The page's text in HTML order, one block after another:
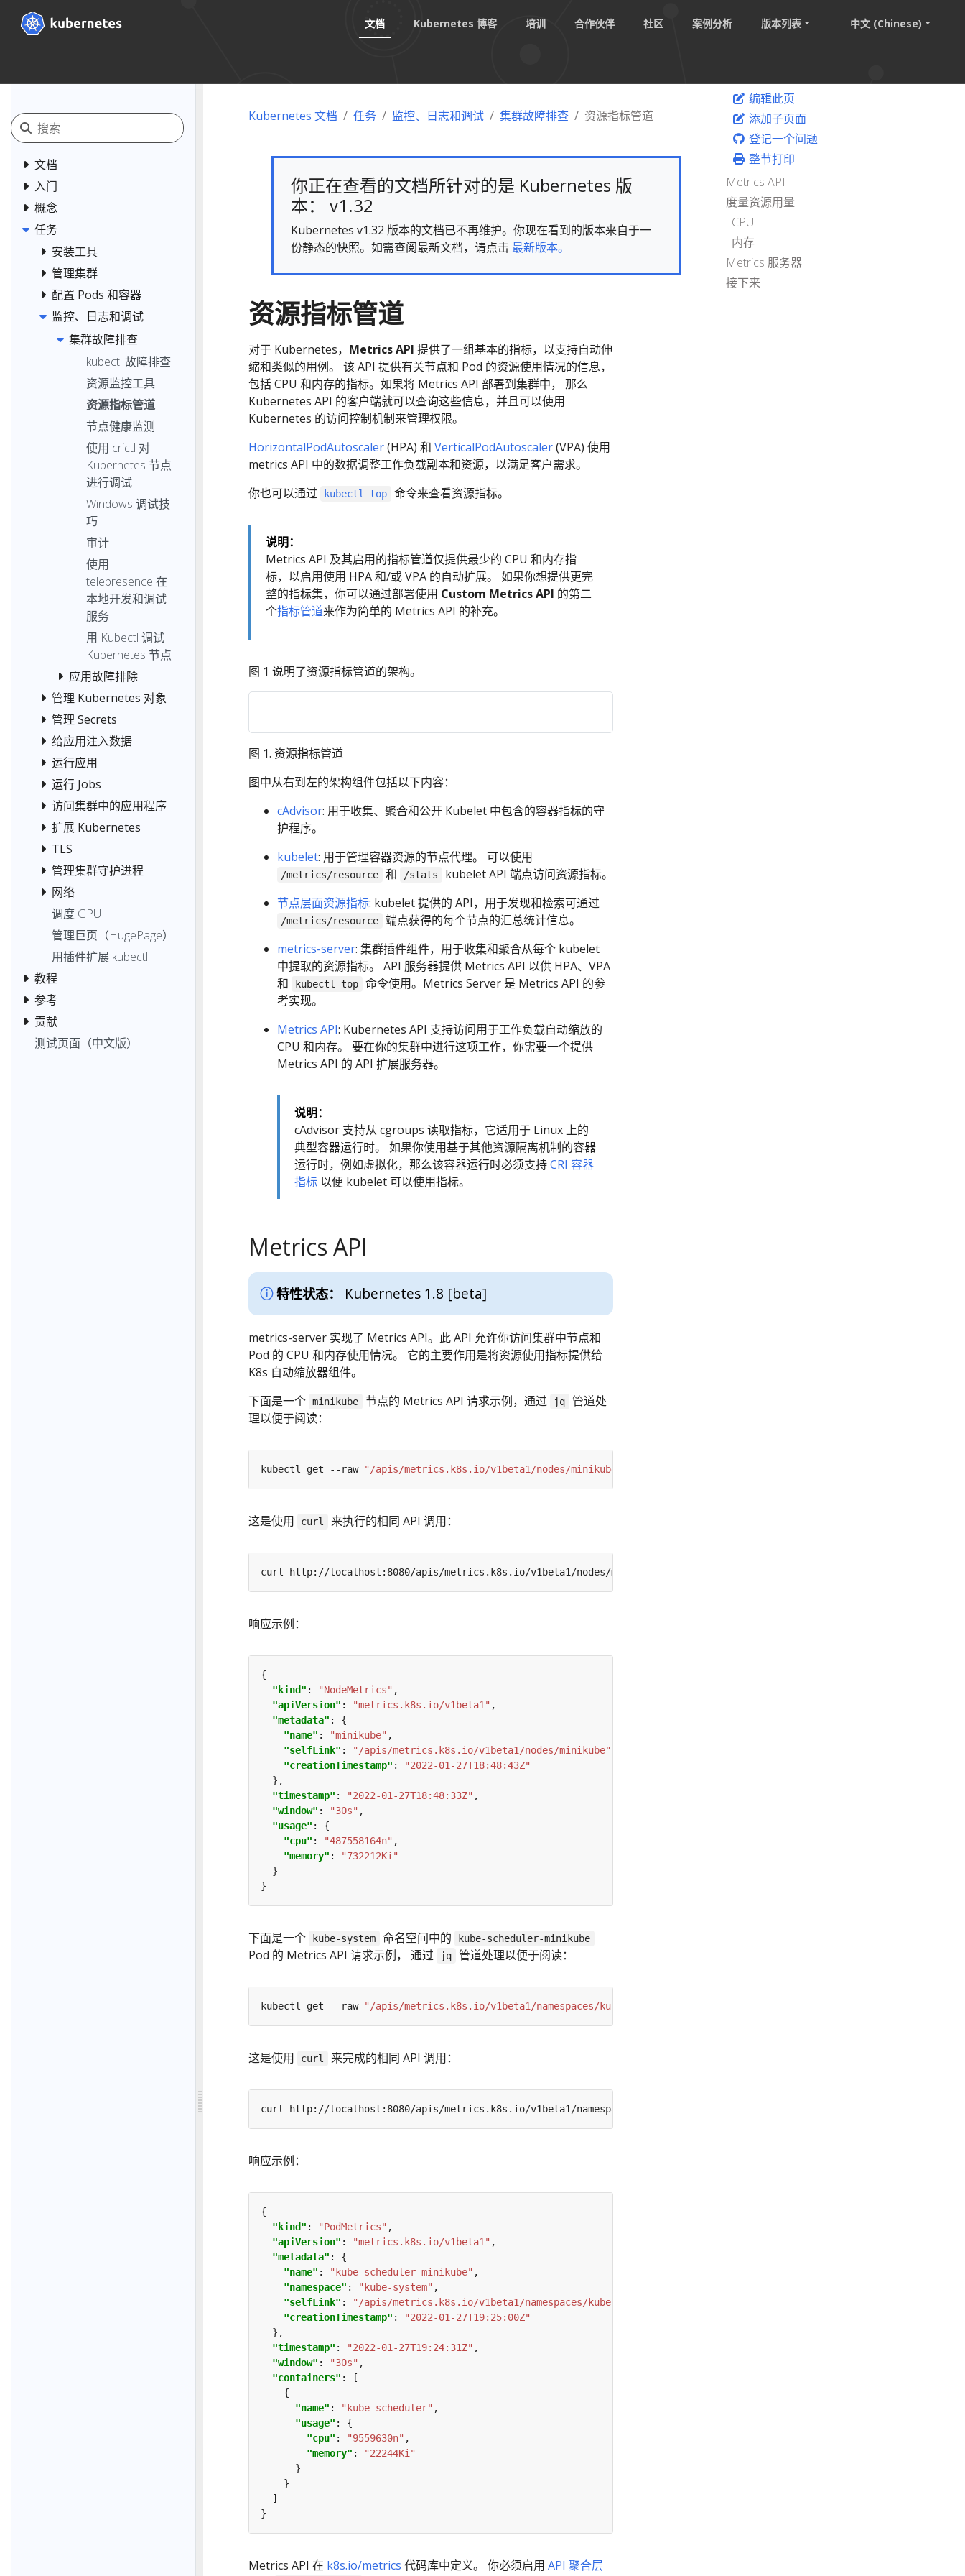
文档 Kubernetes 博客 培训 合作伙伴 社区 案例分析 版本列表 中文 (Chinese)
文档
入门
概念
任务
安装工具
管理集群
配置 Pods 和容器
监控、日志和调试
集群故障排查
kubectl 故障排查
资源监控工具
资源指标管道
节点健康监测
使用 crictl 对
Kubernetes 节点
进行调试
Windows 调试技
巧
审计
使用
telepresence 在
本地开发和调试
服务
用 Kubectl 调试
Kubernetes 节点
应用故障排除
管理 Kubernetes 对象
管理 Secrets
给应用注入数据
运行应用
运行 Jobs
访问集群中的应用程序
扩展 Kubernetes
TLS
管理集群守护进程
网络
调度 GPU
管理巨页（HugePage）
用插件扩展 kubectl
教程
参考
贡献
测试页面（中文版）
Kubernetes 文档 任务 监控、日志和调试 集群故障排查 资源指标管道
你正在查看的文档所针对的是 Kubernetes 版
本： v1.32
Kubernetes v1.32 版本的文档已不再维护。你现在看到的版本来自于一
份静态的快照。如需查阅最新文档，请点击 最新版本。
资源指标管道
对于 Kubernetes， Metrics API 提供了一组基本的指标，以支持自动伸
缩和类似的用例。 该 API 提供有关节点和 Pod 的资源使用情况的信息，
包括 CPU 和内存的指标。如果将 Metrics API 部署到集群中， 那么
Kubernetes API 的客户端就可以查询这些信息，并且可以使用
Kubernetes 的访问控制机制来管理权限。
HorizontalPodAutoscaler(HPA) 和 VerticalPodAutoscaler(VPA) 使用
metrics API 中的数据调整工作负载副本和资源，以满足客户需求。
你也可以通过
kubectl top 命令来查看资源指标。
说明：
Metrics API 及其启用的指标管道仅提供最少的 CPU 和内存指
标，以启用使用 HPA 和/或 VPA 的自动扩展。 如果你想提供更完
整的指标集，你可以通过部署使用 Custom Metrics API 的第二
个指标管道来作为简单的 Metrics API 的补充。
图 1 说明了资源指标管道的架构。
Metrics-
API
HPA
kubelet
容器
top
图 1. 资源指标管道
图中从右到左的架构组件包括以下内容：
cAdvisor: 用于收集、聚合和公开 Kubelet 中包含的容器指标的守
护程序。
kubelet: 用于管理容器资源的节点代理。 可以使用
/metrics/resource 和 /stats
kubelet API 端点访问资源指标。
节点层面资源指标: kubelet 提供的 API，用于发现和检索可通过
/metrics/resource
端点获得的每个节点的汇总统计信息。
metrics-server: 集群插件组件，用于收集和聚合从每个 kubelet
中提取的资源指标。 API 服务器提供 Metrics API 以供 HPA、VPA
和
kubectl top
命令使用。Metrics Server 是 Metrics API 的参
考实现。
Metrics API: Kubernetes API 支持访问用于工作负载自动缩放的
CPU 和内存。 要在你的集群中进行这项工作，你需要一个提供
Metrics API 的 API 扩展服务器。
说明：
cAdvisor 支持从 cgroups 读取指标，它适用于 Linux 上的
典型容器运行时。 如果你使用基于其他资源隔离机制的容器
运行时，例如虚拟化，那么该容器运行时必须支持CRI 容器
指标以便 kubelet 可以使用指标。
Metrics API
特性状态： Kubernetes 1.8 [beta]
metrics-server 实现了 Metrics API。此 API 允许你访问集群中节点和
Pod 的 CPU 和内存使用情况。 它的主要作用是将资源使用指标提供给
K8s 自动缩放器组件。
下面是一个 minikube 节点的 Metrics API 请求示例，通过 jq
管道处
理以便于阅读：
kubectl get --raw "/apis/metrics.k8s.io/v1beta1/nodes/minikube"
这是使用 curl 来执行的相同 API 调用：
响应示例：
"kind" : "NodeMetrics"
"apiVersion" : "metrics.k8s.io/v1beta1"
"metadata"
"name" : "minikube"
"selfLink" : "/apis/metrics.k8s.io/v1beta1/nodes/minikube"
"creationTimestamp" :
"2022-01-27T18:48:43Z"
"timestamp" : "2022-01-27T18:48:33Z"
"window" : "30s"
"usage"
"cpu" : "487558164n"
"memory" :
"732212Ki"
下面是一个 kube-system 命名空间中的 kube-scheduler-minikube
Pod 的 Metrics API 请求示例， 通过 jq 管道处理以便于阅读：
kubectl get --raw "/apis/metrics.k8s.io/v1beta1/namespaces/kube-system/pods/kube-scheduler-minikube"
这是使用 curl 来完成的相同 API 调用：
响应示例：
"kind" : "PodMetrics"
"apiVersion" : "metrics.k8s.io/v1beta1"
"metadata"
"name" : "kube-scheduler-minikube"
"namespace" : "kube-system"
"selfLink" : "/apis/metrics.k8s.io/v1beta1/namespaces/kube-system/pods/kube-scheduler-minikube"
"creationTimestamp" :
"2022-01-27T19:25:00Z"
"timestamp" : "2022-01-27T19:24:31Z"
"window" : "30s"
"containers"
"name" : "kube-scheduler"
"usage"
"cpu" : "9559630n"
"memory" :
"22244Ki"
Metrics API 在 k8s.io/metrics 代码库中定义。 你必须启用 API 聚合层
编辑此页
添加子页面
登记一个问题
整节打印
Metrics API
度量资源用量
CPU
内存
Metrics 服务器
接下来